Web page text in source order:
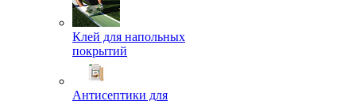
Клей для напольных
покрытий
Антисептики для